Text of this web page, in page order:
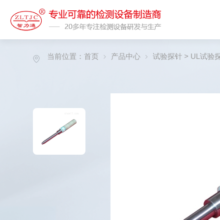
当前位置：首页 产品中心 试验探针 > UL试验